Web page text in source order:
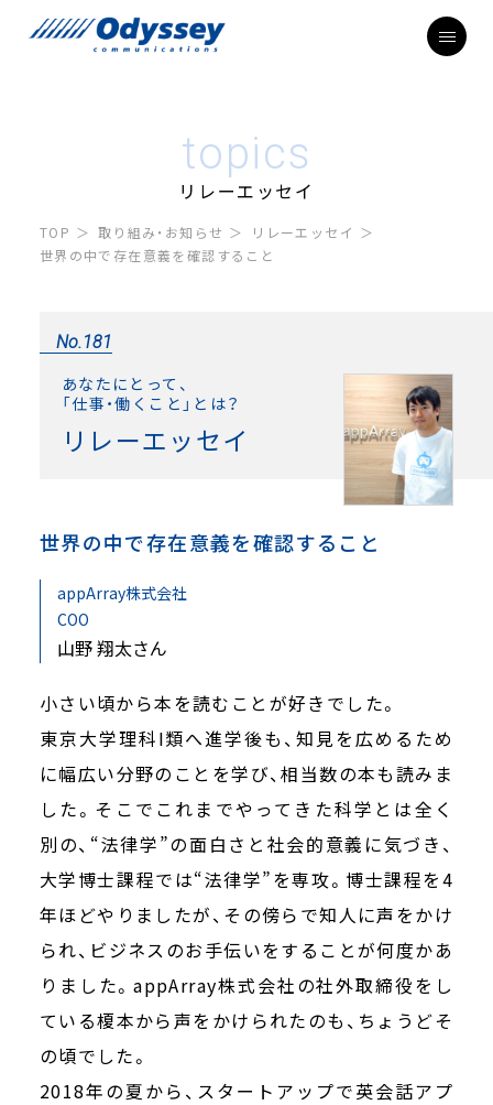
topics
リレーエッセイ
TOP 取り組み・お知らせ
リレーエッセイ
世界の中で存在意義を確認すること
No.181
あなたにとって、
「仕事・働くこと」とは？
リレーエッセイ
世界の中で存在意義を確認すること
appArray株式会社
COO
山野 翔太さん
小さい頃から本を読むことが好きでした。
東京大学理科I類へ進学後も、知見を広めるため
に幅広い分野のことを学び、相当数の本も読みま
した。そこでこれまでやってきた科学とは全く
別の、“法律学”の面白さと社会的意義に気づき、
大学博士課程では“法律学”を専攻。博士課程を4
年ほどやりましたが、その傍らで知人に声をかけ
られ、ビジネスのお手伝いをすることが何度かあ
りました。appArray株式会社の社外取締役をし
ている榎本から声をかけられたのも、ちょうどそ
の頃でした。
2018年の夏から、スタートアップで英会話アプ